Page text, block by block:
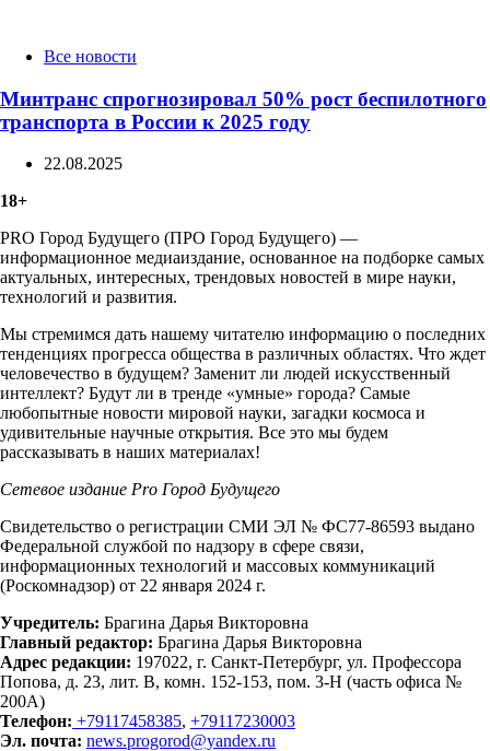
CategoriesВсе новости
Минтранс спрогнозировал 50% рост беспилотного
транспорта в России к 2025 году
22.08.2025
18+
PRO Город Будущего (ПРО Город Будущего) —
информационное медиаиздание, основанное на подборке самых
актуальных, интересных, трендовых новостей в мире науки,
технологий и развития.
Мы стремимся дать нашему читателю информацию о последних
тенденциях прогресса общества в различных областях. Что ждет
человечество в будущем? Заменит ли людей искусственный
интеллект? Будут ли в тренде «умные» города? Самые
любопытные новости мировой науки, загадки космоса и
удивительные научные открытия. Все это мы будем
рассказывать в наших материалах!
Сетевое издание Рrо Город Будущего
Свидетельство о регистрации СМИ ЭЛ № ФС77-86593 выдано
Федеральной службой по надзору в сфере связи,
информационных технологий и массовых коммуникаций
(Роскомнадзор) от 22 января 2024 г.
Учредитель: Брагина Дарья Викторовна
Главный редактор: Брагина Дарья Викторовна
Адрес редакции: 197022, г. Санкт-Петербург, ул. Профессора
Попова, д. 23, лит. В, комн. 152-153, пом. 3-Н (часть офиса №
200А)
Телефон: +79117458385, +79117230003
Эл. почта: news.progorod@yandex.ru